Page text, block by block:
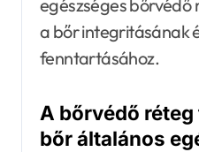
egészséges bőrvédő
a bőr integritásának
fenntartásához.
A bőrvédő
bőr általános